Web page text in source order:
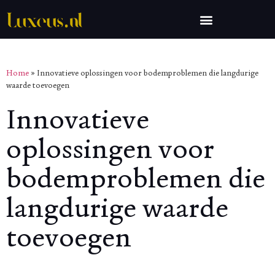
Home » Innovatieve oplossingen voor bodemproblemen die langdurige
waarde toevoegen
Innovatieve
oplossingen voor
bodemproblemen die
langdurige waarde
toevoegen